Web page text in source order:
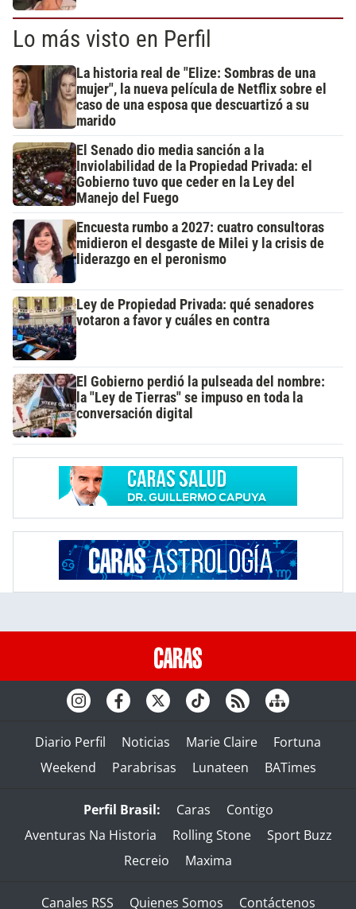
Lo más visto en Perfil
La historia real de "Elize: Sombras de una
mujer", la nueva película de Netflix sobre el
caso de una esposa que descuartizó a su
marido
El Senado dio media sanción a la
Inviolabilidad de la Propiedad Privada: el
Gobierno tuvo que ceder en la Ley del
Manejo del Fuego
Encuesta rumbo a 2027: cuatro consultoras
midieron el desgaste de Milei y la crisis de
liderazgo en el peronismo
Ley de Propiedad Privada: qué senadores
votaron a favor y cuáles en contra
El Gobierno perdió la pulseada del nombre:
la "Ley de Tierras" se impuso en toda la
conversación digital
Diario Perfil Noticias Marie Claire
Fortuna
Weekend
Parabrisas Lunateen BATimes
Perfil Brasil: Caras
Contigo
Aventuras Na Historia
Rolling Stone
Sport Buzz
Recreio
Maxima
Canales RSS Quienes Somos Contáctenos